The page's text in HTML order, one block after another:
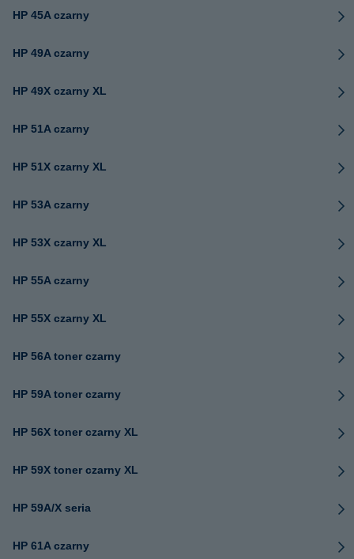
HP 45A czarny
HP 49A czarny
HP 49X czarny XL
HP 51A czarny
HP 51X czarny XL
HP 53A czarny
HP 53X czarny XL
HP 55A czarny
HP 55X czarny XL
HP 56A toner czarny
HP 59A toner czarny
HP 56X toner czarny XL
HP 59X toner czarny XL
HP 59A/X seria
HP 61A czarny